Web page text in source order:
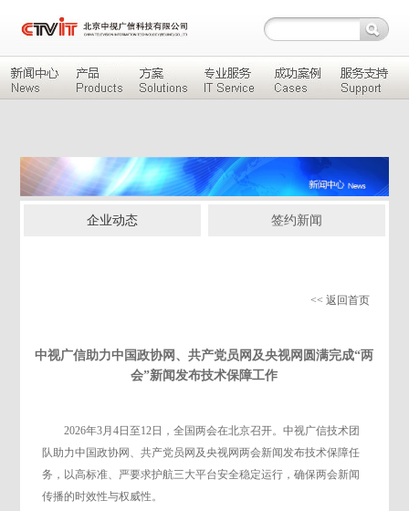
企业动态 签约新闻
<< 返回首页
中视广信助力中国政协网、共产党员网及央视网圆满完成“两
会”新闻发布技术保障工作
2026年3月4日至12日，全国两会在北京召开。中视广信技术团
队助力中国政协网、共产党员网及央视网两会新闻发布技术保障任
务，以高标准、严要求护航三大平台安全稳定运行，确保两会新闻
传播的时效性与权威性。